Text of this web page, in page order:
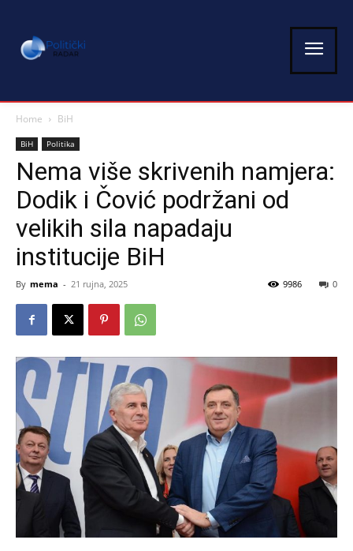
Home BiH
BiH Politika
Nema više skrivenih namjera:
Dodik i Čović podržani od
velikih sila napadaju
institucije BiH
By mema - 21 rujna, 2025 0
9986